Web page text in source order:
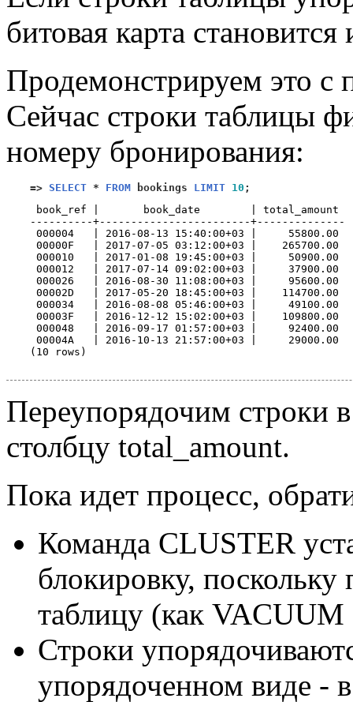
битовая карта
Продемонстрируем это
Сейчас строки таблицы
номеру бронирования:
=> SELECT * FROM bookings LIMIT 10 ;
book_ref |       book_date        | total_amount
----------+------------------------+--------------
000004   | 2016-08-13 15:40:00+03 |     55800.00
00000F   | 2017-07-05 03:12:00+03 |    265700.00
000010   | 2017-01-08 19:45:00+03 |     50900.00
000012   | 2017-07-14 09:02:00+03 |     37900.00
000026   | 2016-08-30 11:08:00+03 |     95600.00
00002D   | 2017-05-20 18:45:00+03 |    114700.00
000034   | 2016-08-08 05:46:00+03 |     49100.00
00003F   | 2016-12-12 15:02:00+03 |    109800.00
000048   | 2016-09-17 01:57:00+03 |     92400.00
00004A   | 2016-10-13 21:57:00+03 |     29000.00
(10 rows)
Переупорядочим строки
столбцу total_amount.
Пока идет процесс,
Команда CLUSTER
блокировку, поскольку
таблицу (как
Строки
упорядоченном виде -